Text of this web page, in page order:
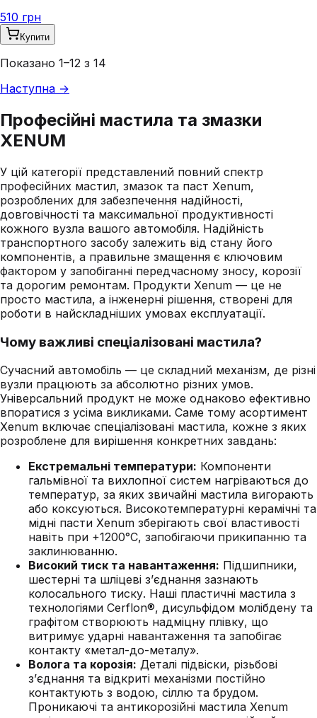
510 грн
Купити
Показано 1–12 з 14
Наступна →
Професійні мастила та змазки
XENUM
У цій категорії представлений повний спектр
професійних мастил, змазок та паст Xenum,
розроблених для забезпечення надійності,
довговічності та максимальної продуктивності
кожного вузла вашого автомобіля. Надійність
транспортного засобу залежить від стану його
компонентів, а правильне змащення є ключовим
фактором у запобіганні передчасному зносу, корозії
та дорогим ремонтам. Продукти Xenum — це не
просто мастила, а інженерні рішення, створені для
роботи в найскладніших умовах експлуатації.
Чому важливі спеціалізовані мастила?
Сучасний автомобіль — це складний механізм, де різні
вузли працюють за абсолютно різних умов.
Універсальний продукт не може однаково ефективно
впоратися з усіма викликами. Саме тому асортимент
Xenum включає спеціалізовані мастила, кожне з яких
розроблене для вирішення конкретних завдань:
Екстремальні температури: Компоненти
гальмівної та вихлопної систем нагріваються до
температур, за яких звичайні мастила вигорають
або коксуються. Високотемпературні керамічні та
мідні пасти Xenum зберігають свої властивості
навіть при +1200°C, запобігаючи прикипанню та
заклинюванню.
Високий тиск та навантаження: Підшипники,
шестерні та шліцеві з’єднання зазнають
колосального тиску. Наші пластичні мастила з
технологіями Cerflon®, дисульфідом молібдену та
графітом створюють надміцну плівку, що
витримує ударні навантаження та запобігає
контакту «метал-до-металу».
Волога та корозія: Деталі підвіски, різьбові
з’єднання та відкриті механізми постійно
контактують з водою, сіллю та брудом.
Проникаючі та антикорозійні мастила Xenum